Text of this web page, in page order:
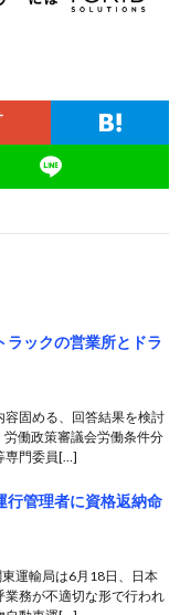
ラックの営業所とドラ
固める、回答結果を検討
働政策審議会労働条件分
専門委員[…]
行管理者に資格返納命
運輸局は6月18日、日本
務が不適切な形で行われ